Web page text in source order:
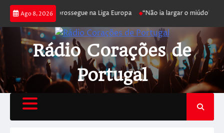
Ago 8, 2026
joga poker e prossegue na Liga Europa “Não ia largar o miúdo”.
Rádio Corações de
Portugal